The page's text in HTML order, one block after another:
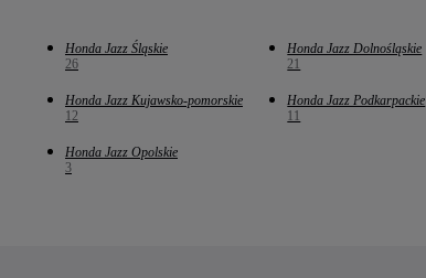
Honda Jazz Śląskie
26
Honda Jazz Dolnośląskie
21
Honda Jazz Kujawsko-pomorskie
12
Honda Jazz Podkarpackie
11
Honda Jazz Opolskie
3